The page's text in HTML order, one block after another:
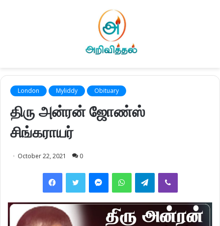
London Myliddy Obituary
திரு அன்ரன் ஜோண்ஸ்
சிங்கராயர்
October 22, 2021 0
FacebookTwitter MessengerWhatsAppTelegramViber